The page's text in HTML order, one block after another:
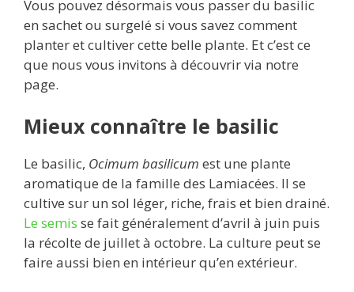
k p
Vous pouvez désormais vous passer du basilic
en sachet ou surgelé si vous savez comment
planter et cultiver cette belle plante. Et c’est ce
que nous vous invitons à découvrir via notre
page.
Mieux connaître le basilic
Le basilic, Ocimum basilicum est une plante
aromatique de la famille des Lamiacées. Il se
cultive sur un sol léger, riche, frais et bien drainé.
Le semis se fait généralement d’avril à juin puis
la récolte de juillet à octobre. La culture peut se
faire aussi bien en intérieur qu’en extérieur.